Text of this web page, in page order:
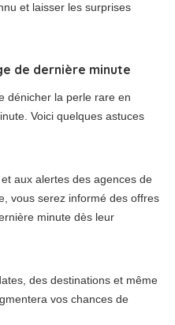
et laisser les surprises
de dernière minute
dénicher la perle rare en
Voici quelques astuces
aux alertes des agences de
vous serez informé des offres
minute dès leur
des destinations et même
vos chances de